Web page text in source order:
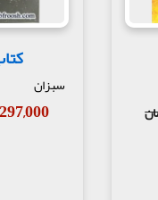
سبزان
297,000 تومان